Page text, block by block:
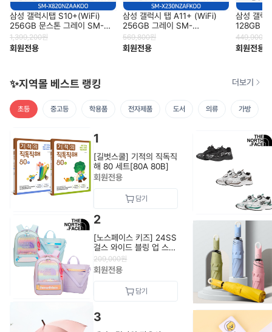
삼성 갤럭시탭 S10+(WiFi)
256GB 문스톤 그레이 SM-
X820NZAAKOO
1,399,200원
회원전용
삼성 갤럭시 탭 A11+ (WiFi)
256GB 그레이 SM-
X230NZAFKOO
569,800원
회원전용
삼성 갤럭
128GB
449,900
회원전용
✨지역몰 베스트 랭킹 더보기
초등 중고등 학용품 전자제품 도서 의류 가방
1
[길벗스쿨] 기적의 직독직
해 80 세트[80A 80B]
회원전용
2
[노스페이스 키즈] 24SS
걸스 와이드 블링 업 스쿨
팩 NM2DQ03_KIDS
209,000원
회원전용
3